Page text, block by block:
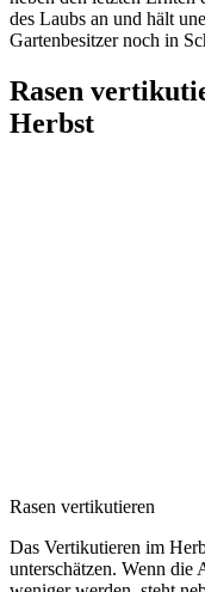
des Laubs an und hält
Gartenbesitzer noch in
Rasen
Herbst
Rasen vertikutieren
Das Vertikutieren im
unterschätzen. Wenn die